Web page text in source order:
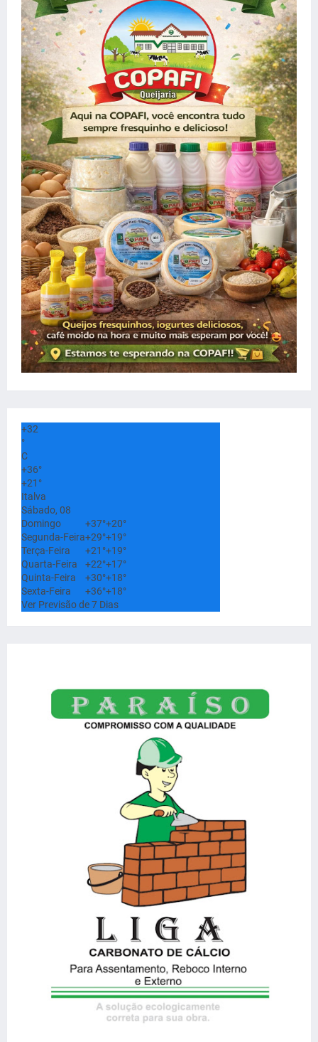
+32
°
C
+36°
+21°
Italva
Sábado, 08
Domingo
+37°+20°
Segunda-Feira+29°+19°
Terça-Feira
+21°+19°
Quarta-Feira
+22°+17°
Quinta-Feira
+30°+18°
Sexta-Feira
+36°+18°
Ver Previsão de 7 Dias